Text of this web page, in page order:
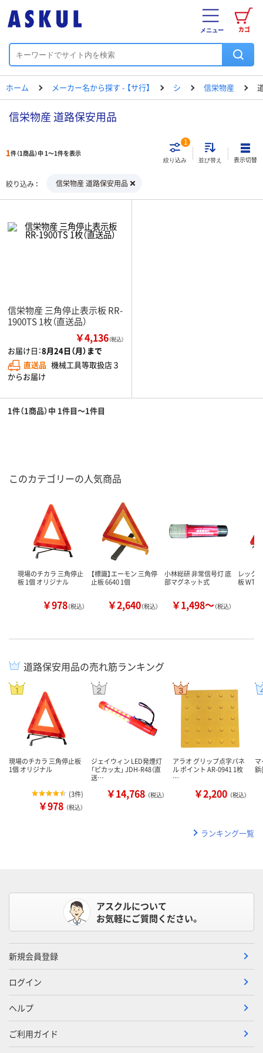
カゴ
メニュー
ホーム メーカー名から探す - 【サ行】 シ 信栄物産
信栄物産 道路保安用品
1件（1商品）中 1～1件を表示
絞り込み
1
並び替え 表示切替
絞り込み 信栄物産 道路保安用品
信栄物産 三角停止表示板 RR-
1900TS 1枚（直送品）
￥4,136（税込）
お届け日：8月24日（月）まで
直送品 機械工具等取扱店３
からお届け
1件（1商品）中 1件目～1件目
このカテゴリーの人気商品
現場のチカラ 三角停止
板 1個 オリジナル
￥978（税込）
【標識】エーモン 三角停
止板 6640 1個
￥2,640（税込）
小林総研 非常信号灯 底
部マグネット式
￥1,498～（税込）
レック
板 WT-
道路保安用品の売れ筋ランキング
現場のチカラ 三角停止板
1個 オリジナル
(3件)
￥978 （税込）
ジェイウィン LED発煙灯
「ピカッ太」 JDH-R48（直
送…
￥14,768 （税込）
アラオ グリップ点字パネ
ル ポイント AR-0941 1枚
…
￥2,200 （税込）
鋲
ランキング一覧
アスクルについて
お気軽にご質問ください。
新規会員登録
ログイン
ヘルプ
ご利用ガイド